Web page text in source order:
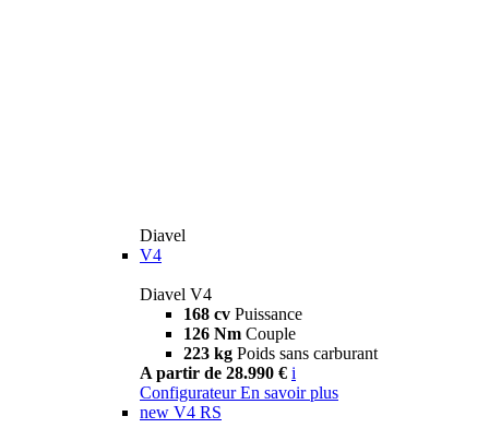
Diavel
V4
Diavel V4
168 cv Puissance
126 Nm Couple
223 kg Poids sans carburant
A partir de 28.990 € i
Configurateur En savoir plus
new V4 RS